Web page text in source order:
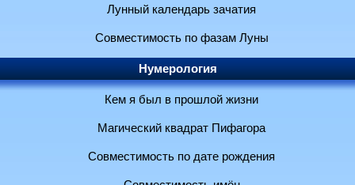
Лунный календарь зачатия
Совместимость по фазам Луны
Нумерология
Кем я был в прошлой жизни
Магический квадрат Пифагора
Совместимость по дате рождения